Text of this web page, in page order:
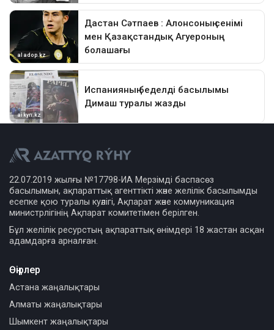
22.07.2019 жылғы №17798-ИА Мерзімді баспасөз
басылымын, ақпараттық агенттікті және желілік басылымды
есепке қою туралы куәлігі, Ақпарат және коммуникация
министрлігінің Ақпарат комитетімен берілген.
Бұл желілік ресурстың ақпараттық өнімдері 18 жастан асқан
адамдарға арналған.
Өңірлер
Астана жаңалықтары
Алматы жаңалықтары
Шымкент жаңалықтары